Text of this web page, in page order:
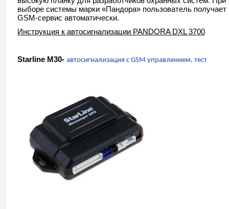
выборе системы марки «Пандора» пользователь получает
GSM-сервис автоматически.
Инструкция к автосигнализации PANDORA DXL 3700
Starline M30- автосигнализация с GSM управлением, тест